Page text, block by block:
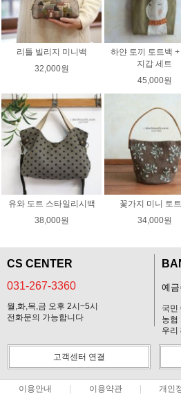
리틀 빌리지 미니백
32,000원
하얀 토끼 토트백 +
지갑 세트
45,000원
유와 도트 스타일리시백
38,000원
꽃가지 미니 토
34,000원
CS CENTER
031-267-3360
월,화,목,금 오후 2시~5시
전화문의 가능합니다
예
국민
농
우리
고객센터 연결
이용안내 이용약관 개인